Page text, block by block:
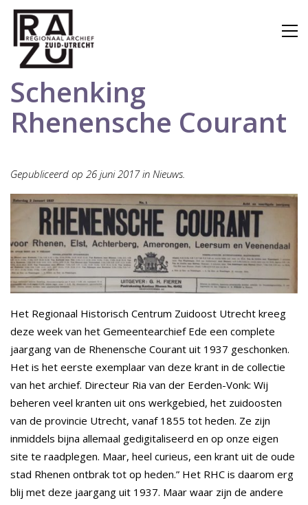
Schenking
Rhenensche Courant
Gepubliceerd op 26 juni 2017 in Nieuws.
Het Regionaal Historisch Centrum Zuidoost Utrecht kreeg
deze week van het Gemeentearchief Ede een complete
jaargang van de Rhenensche Courant uit 1937 geschonken.
Het is het eerste exemplaar van deze krant in de collectie
van het archief. Directeur Ria van der Eerden-Vonk: Wij
beheren veel kranten uit ons werkgebied, het zuidoosten
van de provincie Utrecht, vanaf 1855 tot heden. Ze zijn
inmiddels bijna allemaal gedigitaliseerd en op onze eigen
site te raadplegen. Maar, heel curieus, een krant uit de oude
stad Rhenen ontbrak tot op heden.” Het RHC is daarom erg
blij met deze jaargang uit 1937. Maar waar zijn de andere